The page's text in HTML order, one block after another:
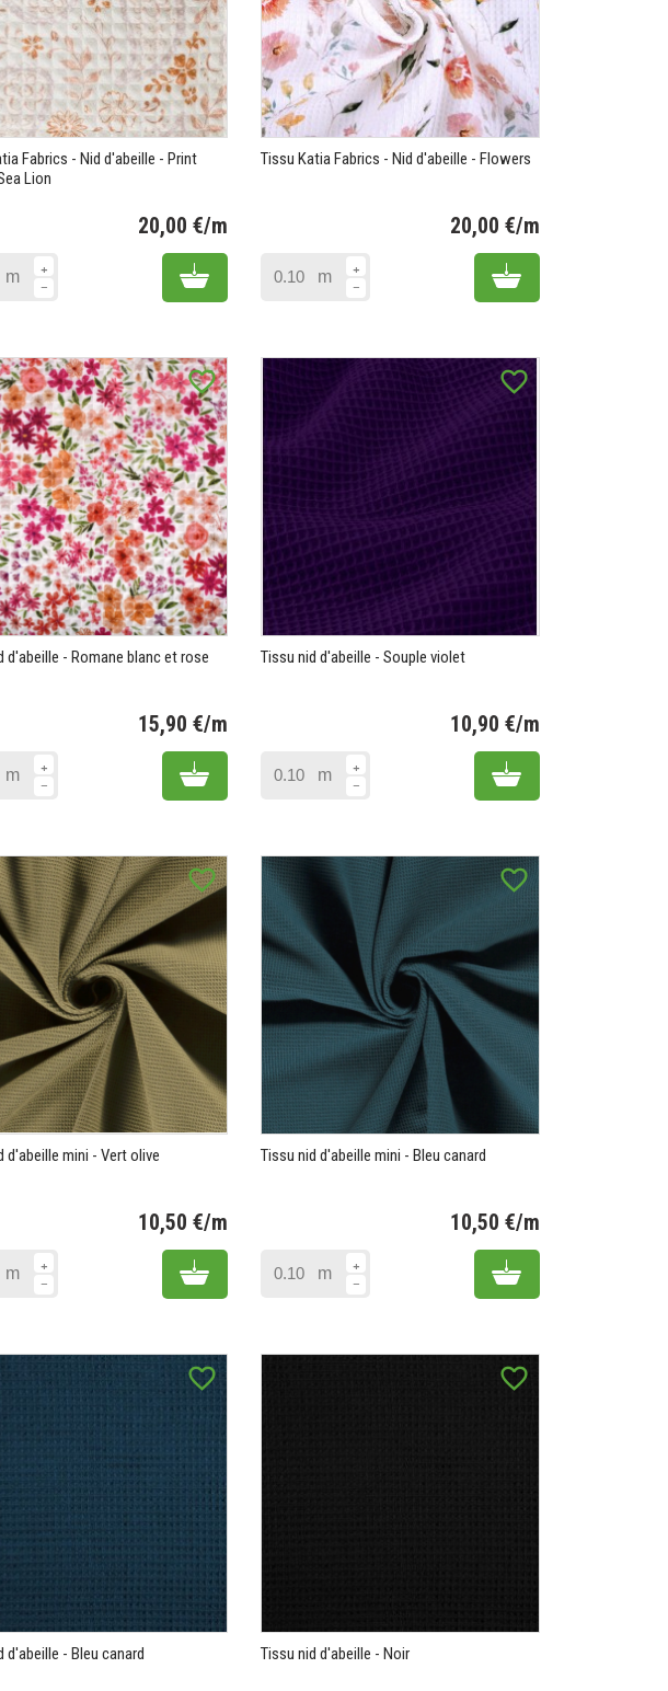
Fabrics - Nid d'abeille - Print
Lion
20,00 €/m
m Add to cart
Tissu Katia Fabrics - Nid d'abeille - Flowers
20,00 €/m
m Add to cart
favorite_border
d'abeille - Romane blanc et rose
15,90 €/m
m Add to cart
favorite_border
Tissu nid d'abeille - Souple violet
10,90 €/m
m Add to cart
favorite_border
d'abeille mini - Vert olive
10,50 €/m
m Add to cart
favorite_border
Tissu nid d'abeille mini - Bleu canard
10,50 €/m
m Add to cart
favorite_border
d'abeille - Bleu canard
favorite_border
Tissu nid d'abeille - Noir